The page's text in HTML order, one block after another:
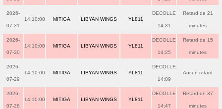
2026-
07-31
14:10:00 MITIGA LIBYAN WINGS YL811
DECOLLE
14:31
Retard de 21
minutes
2026-
07-30
14:10:00 MITIGA LIBYAN WINGS YL811
DECOLLE
14:25
Retard de 15
minutes
2026-
07-29
14:10:00 MITIGA LIBYAN WINGS YL811
DECOLLE
14:09
Aucun retard
2026-
07-28
14:10:00 MITIGA LIBYAN WINGS YL811
DECOLLE
14:47
Retard de 37
minutes